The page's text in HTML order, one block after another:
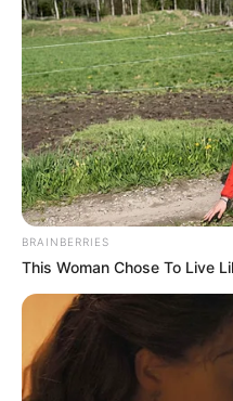
BRAINBERRIES
This Woman Chose To Live